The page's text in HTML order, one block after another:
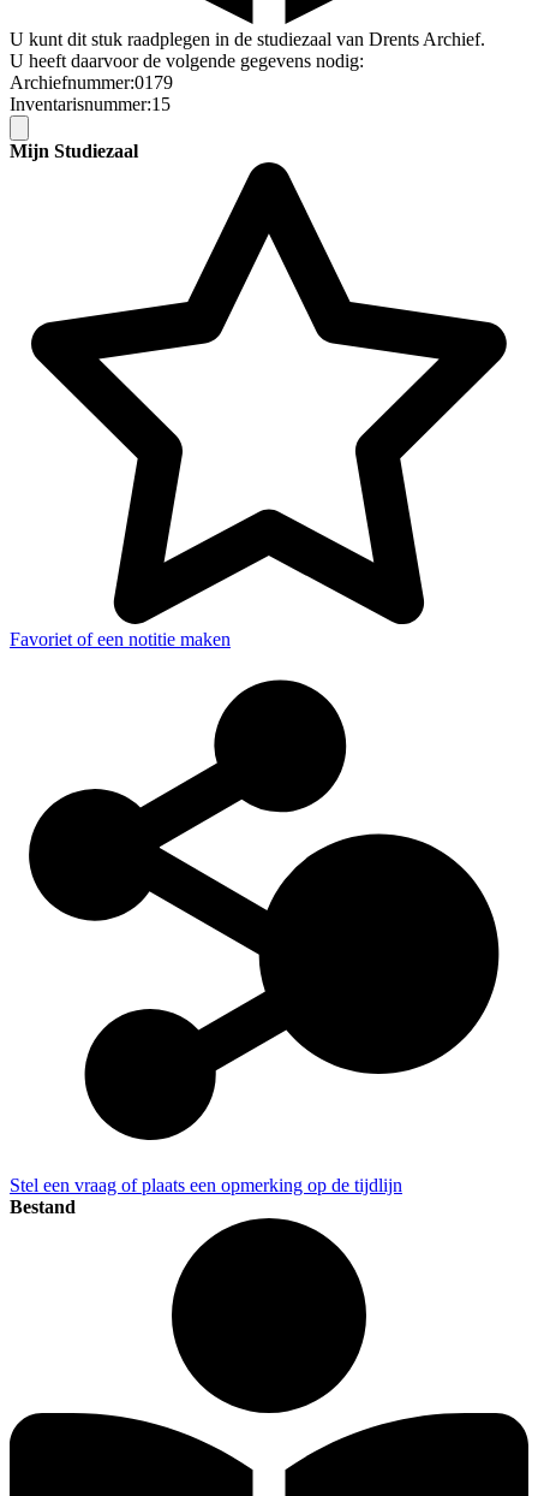
U kunt dit stuk raadplegen in de studiezaal van Drents Archief.
U heeft daarvoor de volgende gegevens nodig:
Archiefnummer:0179
Inventarisnummer:15
Mijn Studiezaal
Favoriet of een notitie maken
Stel een vraag of plaats een opmerking op de tijdlijn
Bestand